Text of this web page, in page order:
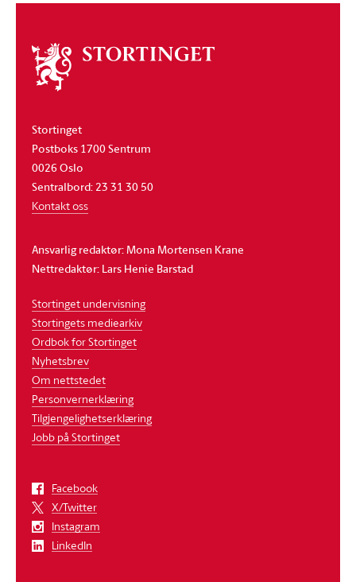
Om
stortinget
Stortinget
Postboks 1700 Sentrum
0026 Oslo
Sentralbord: 23 31 30 50
Kontakt oss
Ansvarlig redaktør: Mona Mortensen Krane
Nettredaktør: Lars Henie Barstad
Stortinget undervisning
Stortingets mediearkiv
Ordbok for Stortinget
Nyhetsbrev
Om nettstedet
Personvernerklæring
Tilgjengelighetserklæring
Jobb på Stortinget
Facebook
X/Twitter
Instagram
LinkedIn